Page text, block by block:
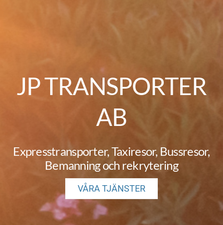
JP TRANSPORTER
AB
Expresstransporter, Taxiresor, Bussresor,
Bemanning och rekrytering
VÅRA TJÄNSTER